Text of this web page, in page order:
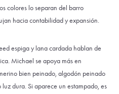
colores lo separan del barro
hacia contabilidad y expansión.
espiga y lana cardada hablan de
Michael se apoya más en
bien peinado, algodón peinado
dura. Si aparece un estampado, es